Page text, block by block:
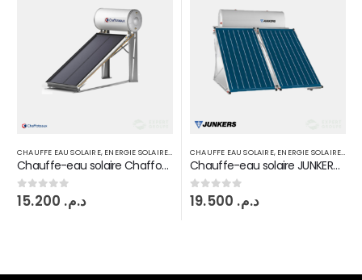
CHAUFFE EAU SOLAIRE, ENERGIE SOLAIRE THERMIQUE
Chauffe-eau solaire JUNKERS circuit fermé 300 L
0 sur 5 د.م.
CHAUFFE EAU SOLAIRE, ENERGIE SOLAIRE THERMIQUE
Chauffe-eau solaire NOBEL Aelios circuit fermé 160 L
0sur 5 د.م.9.500